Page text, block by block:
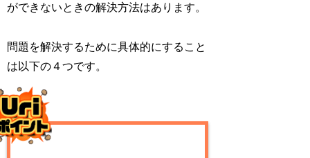
ができないときの解決方法はあります。
問題を解決するために具体的にすること
は以下の４つです。